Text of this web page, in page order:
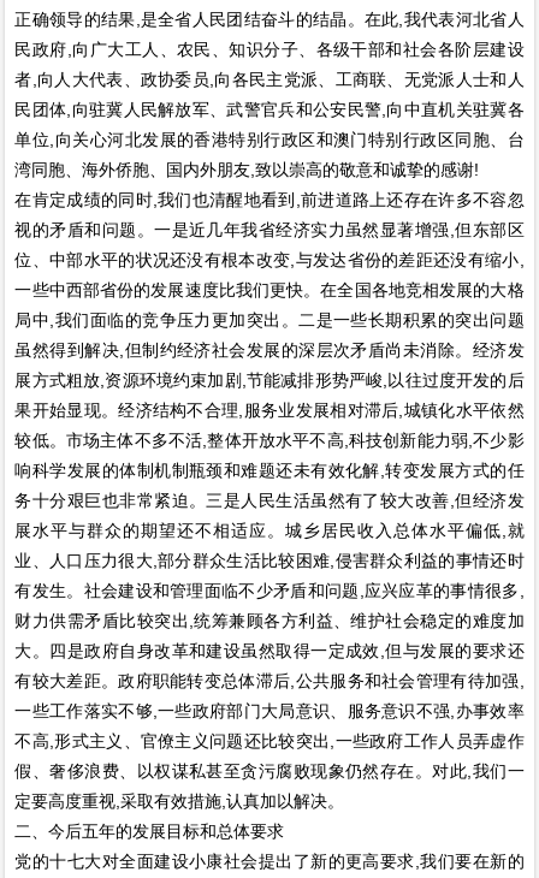
正确领导的结果,是全省人民团结奋斗的结晶。在此,我代表河北省人
民政府,向广大工人、农民、知识分子、各级干部和社会各阶层建设
者,向人大代表、政协委员,向各民主党派、工商联、无党派人士和人
民团体,向驻冀人民解放军、武警官兵和公安民警,向中直机关驻冀各
单位,向关心河北发展的香港特别行政区和澳门特别行政区同胞、台
湾同胞、海外侨胞、国内外朋友,致以崇高的敬意和诚挚的感谢!
在肯定成绩的同时,我们也清醒地看到,前进道路上还存在许多不容忽
视的矛盾和问题。一是近几年我省经济实力虽然显著增强,但东部区
位、中部水平的状况还没有根本改变,与发达省份的差距还没有缩小,
一些中西部省份的发展速度比我们更快。在全国各地竞相发展的大格
局中,我们面临的竞争压力更加突出。二是一些长期积累的突出问题
虽然得到解决,但制约经济社会发展的深层次矛盾尚未消除。经济发
展方式粗放,资源环境约束加剧,节能减排形势严峻,以往过度开发的后
果开始显现。经济结构不合理,服务业发展相对滞后,城镇化水平依然
较低。市场主体不多不活,整体开放水平不高,科技创新能力弱,不少影
响科学发展的体制机制瓶颈和难题还未有效化解,转变发展方式的任
务十分艰巨也非常紧迫。三是人民生活虽然有了较大改善,但经济发
展水平与群众的期望还不相适应。城乡居民收入总体水平偏低,就
业、人口压力很大,部分群众生活比较困难,侵害群众利益的事情还时
有发生。社会建设和管理面临不少矛盾和问题,应兴应革的事情很多,
财力供需矛盾比较突出,统筹兼顾各方利益、维护社会稳定的难度加
大。四是政府自身改革和建设虽然取得一定成效,但与发展的要求还
有较大差距。政府职能转变总体滞后,公共服务和社会管理有待加强,
一些工作落实不够,一些政府部门大局意识、服务意识不强,办事效率
不高,形式主义、官僚主义问题还比较突出,一些政府工作人员弄虚作
假、奢侈浪费、以权谋私甚至贪污腐败现象仍然存在。对此,我们一
定要高度重视,采取有效措施,认真加以解决。
二、今后五年的发展目标和总体要求
党的十七大对全面建设小康社会提出了新的更高要求,我们要在新的